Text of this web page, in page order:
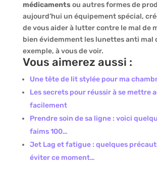
médicamentsou autres formes de
aujourd’hui un équipement spécial,
de vous aider à lutter contre le mal de
bien évidemment les lunettes anti mal
exemple, à vous de voir.
Vous aimerez aussi :
Une tête de lit stylée pour ma
Les secrets pour réussir à se mettre
facilement
Prendre soin de sa ligne : voici
faims 100…
Jet Lag et fatigue : quelques
éviter ce moment…